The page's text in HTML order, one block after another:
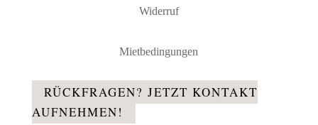
Widerruf
Mietbedingungen
RÜCKFRAGEN? JETZT KONTAKT
AUFNEHMEN!